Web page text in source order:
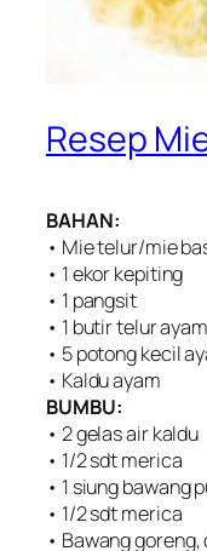
Resep
BAHAN:
• Mie telur/mie
• 1 ekor kepiting
• 1 pangsit
• 1 butir telur ayam
• 5 potong kecil
• Kaldu ayam
BUMBU:
• 2 gelas air kaldu
• 1/2 sdt merica
• 1 siung bawang
• 1/2 sdt merica
• Bawang